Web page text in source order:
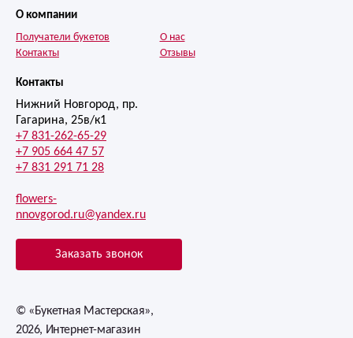
Контакты
Нижний Новгород, пр.
Гагарина, 25в/к1
+7 831-262-65-29
+7 905 664 47 57
+7 831 291 71 28
flowers-
nnovgorod.ru@yandex.ru
Заказать звонок
О компании
Получатели букетов
Контакты
О нас
Отзывы
© «Букетная Мастерская»,
2026, Интернет-магазин